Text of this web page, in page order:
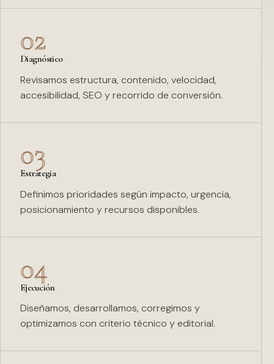
02
Diagnóstico
Revisamos estructura, contenido, velocidad,
accesibilidad, SEO y recorrido de conversión.
03
Estrategia
Definimos prioridades según impacto, urgencia,
posicionamiento y recursos disponibles.
04
Ejecución
Diseñamos, desarrollamos, corregimos y
optimizamos con criterio técnico y editorial.